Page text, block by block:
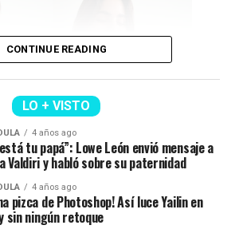
ya envió un mensaje sobre lo
será mucho
una ceremonia.
de que la
deja de
tomada de IG)
Isabella habló de los c
su cuerpo tras el embarazoy
hay cuerpos perfectos después
CONTINUE READING
LO + VISTO
4 años ago
tu papá”: Lowe León envió mensaje a
Valdiri y habló sobre su paternidad
4 años ago
pizca de Photoshop! Así luce Yailin en
sin ningún retoque